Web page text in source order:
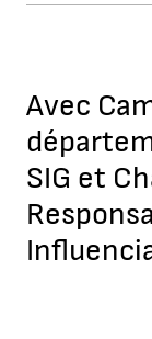
Avec
SIG et